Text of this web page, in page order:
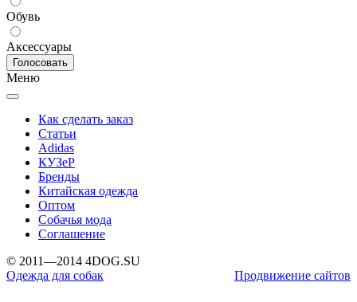
Обувь
Аксессуары
Меню
Как сделать заказ
Статьи
Adidas
КУЗеР
Бренды
Китайская одежда
Оптом
Собачья мода
Соглашение
© 2011—2014 4DOG.SU
Одежда для собак
Продвижение сайтов